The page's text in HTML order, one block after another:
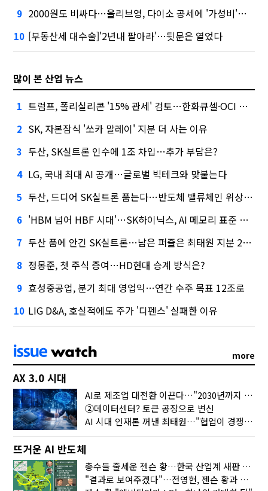
9 2000원도 비싸다…올리브영, 다이소 공세에 '가성비'로 맞불
10 [부동산세 대수술]'2년내 팔아라'…뒷문은 열었다
많이 본 산업 뉴스
1 트럼프, 폴리실리콘 '15% 관세' 검토…한화큐셀·OCI 영향은?
2 SK, 자본잠식 '쏘카 말레이' 지분 더 사는 이유
3 두산, SK실트론 인수에 1조 차입…추가 부담은?
4 LG, 국내 최대 AI 공개…글로벌 빅테크와 맞붙는다
5 두산, 드디어 SK실트론 품는다…반도체 밸류체인 위상 강화
6 'HBM 넘어 HBF 시대'…SK하이닉스, AI 메모리 표준 선점 나섰다
7 두산 품에 안긴 SK실트론…남은 퍼즐은 최태원 지분 29.4%
8 정몽준, 첫 주식 증여…HD현대 승계 방식은?
9 효성중공업, 분기 최대 영업익…연간 수주 목표 12조로
10 LIG D&A, 호실적에도 주가 '디펜스' 실패한 이유
more
AX 3.0 시대
AI로 제조업 대전환 이끈다…"2030년까지 민관합동 20조 투자"
②데이터센터? 토큰 공장으로 변신
AI 시대 인재론 꺼낸 최태원…"협업이 경쟁력"
뜨거운 AI 반도체
총수들 줄세운 젠슨 황…한국 산업계 새판 짰다
"결과로 보여주겠다"…전영현, 젠슨 황과 HBM5 논의